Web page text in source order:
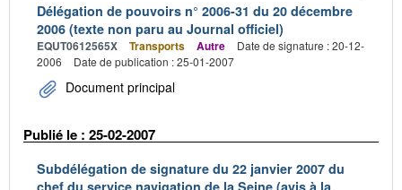
Délégation de pouvoirs n° 2006-31 du 20 décembre
2006 (texte non paru au Journal officiel)
EQUT0612565X Transports Autre
Date de signature : 20-12-
2006
Date de publication : 25-01-2007
Document principal
Publié le : 25-02-2007
Subdélégation de signature du 22 janvier 2007 du
chef du service navigation de la Seine (avis à la